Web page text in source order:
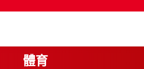
體育